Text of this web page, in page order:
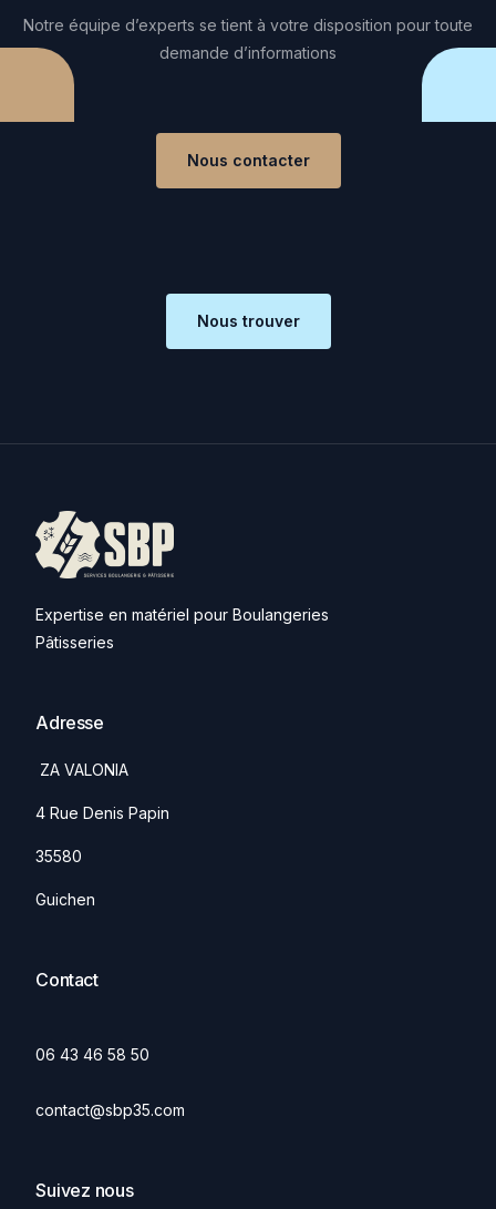
Notre équipe d’experts se tient à votre disposition pour toute
demande d’informations
Nous contacter
Nous trouver
Expertise en matériel pour Boulangeries
Pâtisseries
Adresse
ZA VALONIA
4 Rue Denis Papin
35580
Guichen
Contact
06 43 46 58 50
contact@sbp35.com
Suivez nous